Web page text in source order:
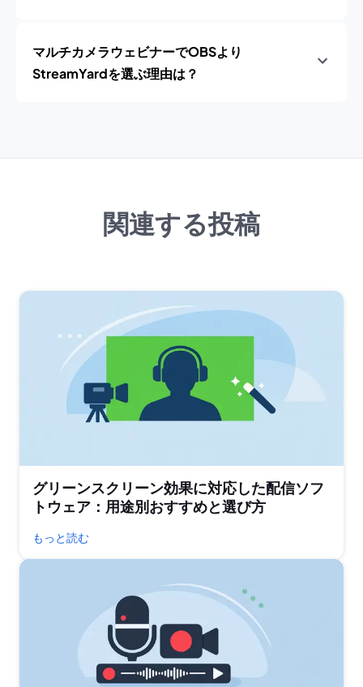
マルチカメラウェビナーでOBSより
StreamYardを選ぶ理由は？
関連する投稿
グリーンスクリーン効果に対応した配信ソフ
トウェア：用途別おすすめと選び方
もっと読む